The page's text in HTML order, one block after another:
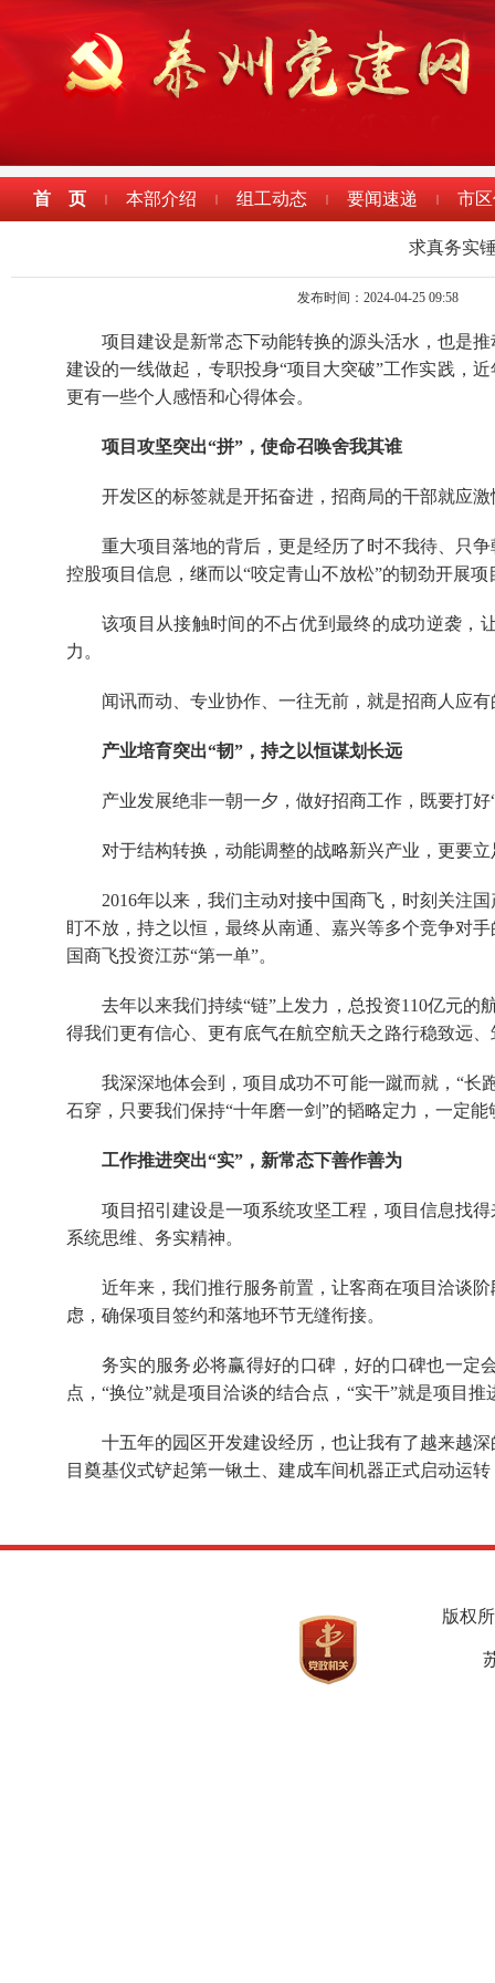
首 页 | 本部介绍 | 组工动态 | 要闻速递 | 市
求真务实
发布时间：2024-04-25 09:58
项目建设是新常态下动能转换的源头活水，也是
建设的一线做起，专职投身“项目大突破”工作实践，
更有一些个人感悟和心得体会。
项目攻坚突出“拼”，使命召唤舍我其谁
开发区的标签就是开拓奋进，招商局的干部就应
重大项目落地的背后，更是经历了时不我待、只
控股项目信息，继而以“咬定青山不放松”的韧劲开展
该项目从接触时间的不占优到最终的成功逆袭，
力。
闻讯而动、专业协作、一往无前，就是招商人应
产业培育突出“韧”，持之以恒谋划长远
产业发展绝非一朝一夕，做好招商工作，既要打好
对于结构转换，动能调整的战略新兴产业，更要
2016年以来，我们主动对接中国商飞，时刻关注
盯不放，持之以恒，最终从南通、嘉兴等多个竞争对
国商飞投资江苏“第一单”。
去年以来我们持续“链”上发力，总投资110亿元
得我们更有信心、更有底气在航空航天之路行稳致远
我深深地体会到，项目成功不可能一蹴而就，“长
石穿，只要我们保持“十年磨一剑”的韬略定力，一定
工作推进突出“实”，新常态下善作善为
项目招引建设是一项系统攻坚工程，项目信息找
系统思维、务实精神。
近年来，我们推行服务前置，让客商在项目洽谈
虑，确保项目签约和落地环节无缝衔接。
务实的服务必将赢得好的口碑，好的口碑也一定
点，“换位”就是项目洽谈的结合点，“实干”就是项目推
十五年的园区开发建设经历，也让我有了越来越
目奠基仪式铲起第一锹土、建成车间机器正式启动运
版权